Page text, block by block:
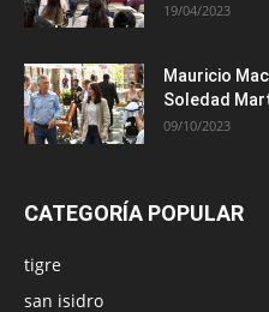
19/04/2023
Mauricio
Soledad
09/10/2023
CATEGORÍA POPULAR
tigre
san isidro